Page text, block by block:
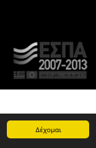
Δέχομαι